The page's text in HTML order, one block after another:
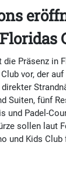
die Präsenz in
vor, der
Suiten, fünf
und Padel-
sollen laut
und Kids Club